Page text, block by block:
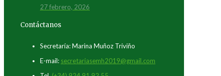
27 febrero, 2026
Contáctanos
Secretaría: Marina Muñoz Triviño
E-mail: secretariasemh2019@gmail.com